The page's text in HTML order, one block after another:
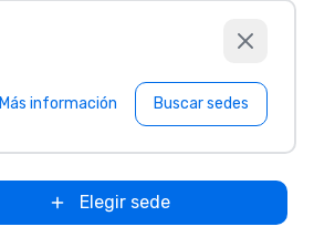
Más información Buscar sedes
Elegir sede